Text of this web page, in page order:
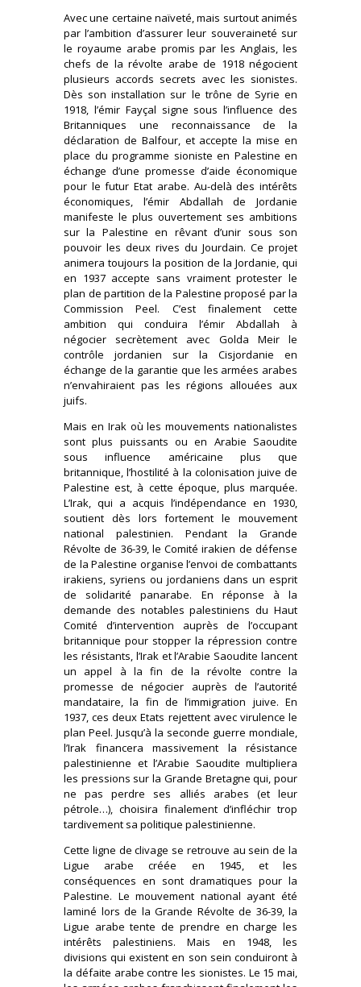
Avec une certaine naïveté, mais surtout animés
par l’ambition d’assurer leur souveraineté sur
le royaume arabe promis par les Anglais, les
chefs de la révolte arabe de 1918 négocient
plusieurs accords secrets avec les sionistes.
Dès son installation sur le trône de Syrie en
1918, l’émir Fayçal signe sous l’influence des
Britanniques une reconnaissance de la
déclaration de Balfour, et accepte la mise en
place du programme sioniste en Palestine en
échange d’une promesse d’aide économique
pour le futur Etat arabe. Au-delà des intérêts
économiques, l’émir Abdallah de Jordanie
manifeste le plus ouvertement ses ambitions
sur la Palestine en rêvant d’unir sous son
pouvoir les deux rives du Jourdain. Ce projet
animera toujours la position de la Jordanie, qui
en 1937 accepte sans vraiment protester le
plan de partition de la Palestine proposé par la
Commission Peel. C’est finalement cette
ambition qui conduira l’émir Abdallah à
négocier secrètement avec Golda Meir le
contrôle jordanien sur la Cisjordanie en
échange de la garantie que les armées arabes
n’envahiraient pas les régions allouées aux
juifs.
Mais en Irak où les mouvements nationalistes
sont plus puissants ou en Arabie Saoudite
sous influence américaine plus que
britannique, l’hostilité à la colonisation juive de
Palestine est, à cette époque, plus marquée.
L’Irak, qui a acquis l’indépendance en 1930,
soutient dès lors fortement le mouvement
national palestinien. Pendant la Grande
Révolte de 36-39, le Comité irakien de défense
de la Palestine organise l’envoi de combattants
irakiens, syriens ou jordaniens dans un esprit
de solidarité panarabe. En réponse à la
demande des notables palestiniens du Haut
Comité d’intervention auprès de l’occupant
britannique pour stopper la répression contre
les résistants, l’Irak et l’Arabie Saoudite lancent
un appel à la fin de la révolte contre la
promesse de négocier auprès de l’autorité
mandataire, la fin de l’immigration juive. En
1937, ces deux Etats rejettent avec virulence le
plan Peel. Jusqu’à la seconde guerre mondiale,
l’Irak financera massivement la résistance
palestinienne et l’Arabie Saoudite multipliera
les pressions sur la Grande Bretagne qui, pour
ne pas perdre ses alliés arabes (et leur
pétrole…), choisira finalement d’infléchir trop
tardivement sa politique palestinienne.
Cette ligne de clivage se retrouve au sein de la
Ligue arabe créée en 1945, et les
conséquences en sont dramatiques pour la
Palestine. Le mouvement national ayant été
laminé lors de la Grande Révolte de 36-39, la
Ligue arabe tente de prendre en charge les
intérêts palestiniens. Mais en 1948, les
divisions qui existent en son sein conduiront à
la défaite arabe contre les sionistes. Le 15 mai,